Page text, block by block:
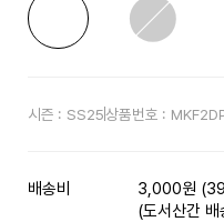
시즌 : SS25상품번호 :
배송비
3,000원
(도서산간